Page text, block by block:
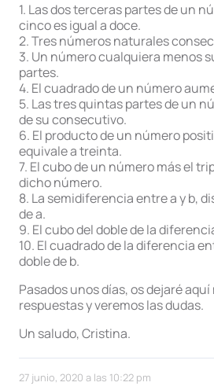
1. Las dos terceras partes de un
cinco es igual a doce.
2. Tres números naturales
3. Un número cualquiera menos
partes.
4. El cuadrado de un número
5. Las tres quintas partes de un
de su consecutivo.
6. El producto de un número
equivale a treinta.
7. El cubo de un número más el
dicho número.
8. La semidiferencia entre a y b,
de a.
9. El cubo del doble de la
10. El cuadrado de la diferencia
doble de b.
Pasados unos días, os dejaré
respuestas y veremos las dudas.
Un saludo, Cristina.
27 junio, 2020 a las 10:22 pm